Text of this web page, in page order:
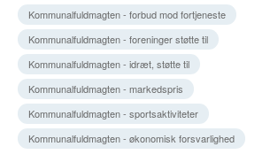
Kommunalfuldmagten - forbud mod fortjeneste
Kommunalfuldmagten - foreninger støtte til
Kommunalfuldmagten - idræt, støtte til
Kommunalfuldmagten - markedspris
Kommunalfuldmagten - sportsaktiviteter
Kommunalfuldmagten - økonomisk forsvarlighed